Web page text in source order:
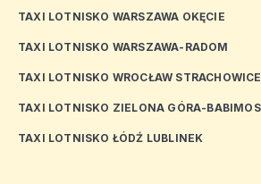
TAXI LOTNISKO WARSZAWA OKĘCIE
TAXI LOTNISKO WARSZAWA-RADOM
TAXI LOTNISKO WROCŁAW STRACHOWICE
TAXI LOTNISKO ZIELONA GÓRA-
TAXI LOTNISKO ŁÓDŹ LUBLINEK